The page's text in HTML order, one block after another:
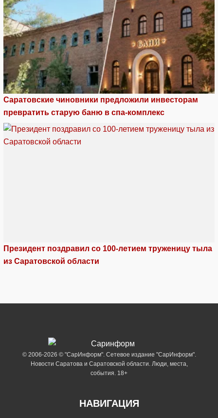
Саратовские чиновники предложили инвесторам
превратить старую баню в спа-комплекс
Президент поздравил со 100-летием труженицу тыла
из Саратовской области
© 2006-2026 © "СарИнформ". Сетевое издание "СарИнформ".
Новости Саратова и Саратовской области. Люди, места,
события. 18+
НАВИГАЦИЯ